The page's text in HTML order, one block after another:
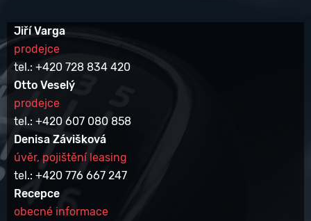
Jiří Varga
prodejce
tel.: +420 728 834 420
Otto Veselý
prodejce
tel.: +420 607 080 858
Denisa Závišková
úvěr, pojištění leasing
tel.: +420 776 667 247
Recepce
obecné informace